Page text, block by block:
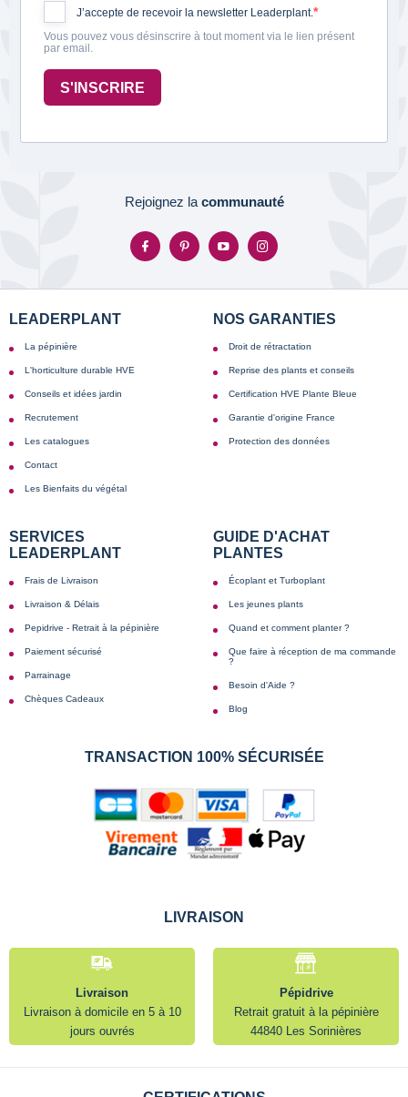
J’accepte de recevoir la newsletter Leaderplant.
Vous pouvez vous désinscrire à tout moment via le lien présent
par email.
S'INSCRIRE
Rejoignez la communauté
LEADERPLANT
La pépinière
L'horticulture durable HVE
Conseils et idées jardin
Recrutement
Les catalogues
Contact
Les Bienfaits du végétal
NOS GARANTIES
Droit de rétractation
Reprise des plants et conseils
Certification HVE Plante Bleue
Garantie d'origine France
Protection des données
SERVICES
LEADERPLANT
Frais de Livraison
Livraison & Délais
Pepidrive - Retrait à la pépinière
Paiement sécurisé
Parrainage
Chèques Cadeaux
GUIDE D'ACHAT
PLANTES
Écoplant et Turboplant
Les jeunes plants
Quand et comment planter ?
Que faire à réception de ma commande
?
Besoin d'Aide ?
Blog
TRANSACTION 100% SÉCURISÉE
LIVRAISON
Livraison
Livraison à domicile en 5 à 10
jours ouvrés
Pépidrive
Retrait gratuit à la pépinière
44840 Les Sorinières